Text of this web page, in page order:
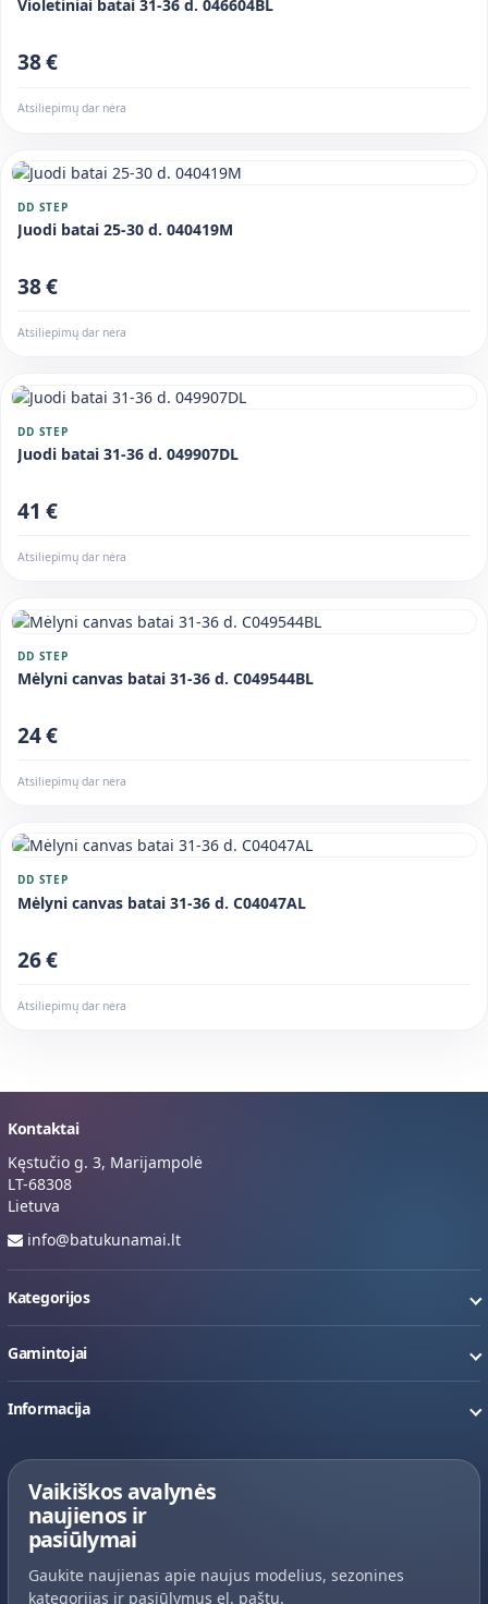
Violetiniai batai 31-36 d. 046604BL
38 €
Atsiliepimų dar nėra
DD STEP
Juodi batai 25-30 d. 040419M
38 €
Atsiliepimų dar nėra
DD STEP
Juodi batai 31-36 d. 049907DL
41 €
Atsiliepimų dar nėra
DD STEP
Mėlyni canvas batai 31-36 d. C049544BL
24 €
Atsiliepimų dar nėra
DD STEP
Mėlyni canvas batai 31-36 d. C04047AL
26 €
Atsiliepimų dar nėra
Kontaktai
Kęstučio g. 3, Marijampolė
LT-68308
Lietuva
info@batukunamai.lt
Kategorijos
Gamintojai
Informacija
Vaikiškos avalynės
naujienos ir
pasiūlymai
Gaukite naujienas apie naujus modelius, sezonines
kategorijas ir pasiūlymus el. paštu.